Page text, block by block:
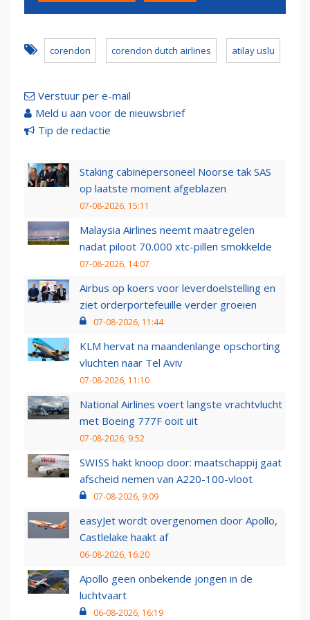
corendon corendon dutch airlines atilay uslu
Verstuur per e-mail
Meld u aan voor de nieuwsbrief
Tip de redactie
Staking cabinepersoneel Noorse tak SAS
op laatste moment afgeblazen
07-08-2026, 15:11
Malaysia Airlines neemt maatregelen
nadat piloot 70.000 xtc-pillen smokkelde
07-08-2026, 14:07
Airbus op koers voor leverdoelstelling en
ziet orderportefeuille verder groeien
07-08-2026, 11:44
KLM hervat na maandenlange opschorting
vluchten naar Tel Aviv
07-08-2026, 11:10
National Airlines voert langste vrachtvlucht
met Boeing 777F ooit uit
07-08-2026, 9:52
SWISS hakt knoop door: maatschappij gaat
afscheid nemen van A220-100-vloot
07-08-2026, 9:09
easyJet wordt overgenomen door Apollo,
Castlelake haakt af
06-08-2026, 16:20
Apollo geen onbekende jongen in de
luchtvaart
06-08-2026, 16:19